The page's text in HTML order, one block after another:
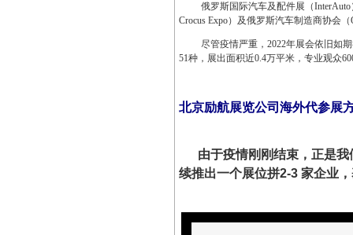
俄罗斯国际汽车及配件展（InterAuto
Crocus Expo）及俄罗斯汽车制造商协会（
尽管疫情严重， 2022年展会依旧如
51种，展出面积近0.4万平米，专业观众
北京励航展览公司海外代参展
由于疫情刚刚结束，正是我
续推出一个展位拼2-3 家企业